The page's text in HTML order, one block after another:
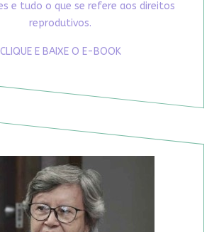
e tudo o que se refere aos direitos
reprodutivos.
CLIQUE E BAIXE O E-BOOK